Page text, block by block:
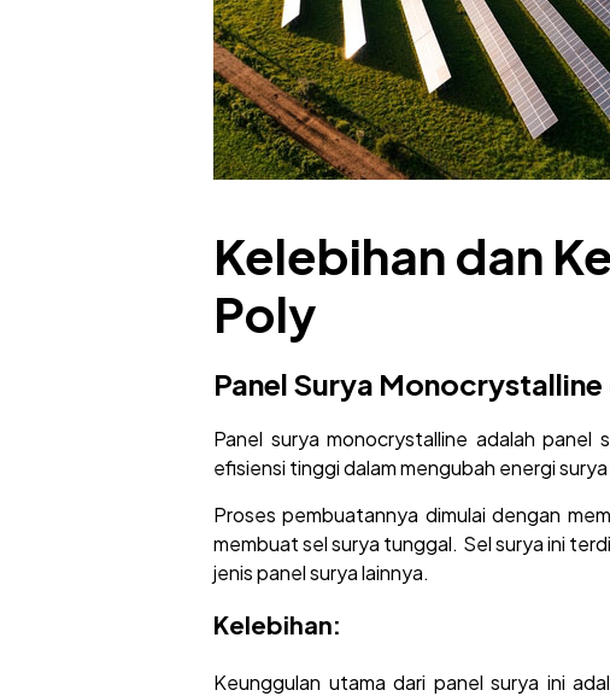
Kelebihan dan
Poly
Panel Surya
Panel surya monocrystalline adalah
efisiensi tinggi dalam mengubah energi
Proses pembuatannya dimulai dengan
membuat sel surya tunggal. Sel surya ini
jenis panel surya lainnya.
Kelebihan:
Keunggulan utama dari panel surya ini